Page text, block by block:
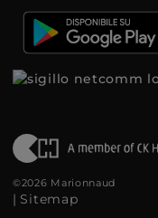
©2026 Marionnaud
| Sitemap